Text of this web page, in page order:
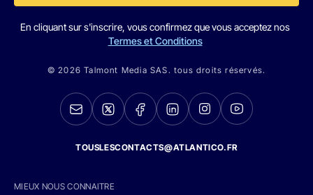
En cliquant sur s'inscrire, vous confirmez que vous acceptez nos
Termes et Conditions
© 2026 Talmont Media SAS. tous droits réservés.
TOUSLESCONTACTS@ATLANTICO.FR
MIEUX NOUS CONNAITRE